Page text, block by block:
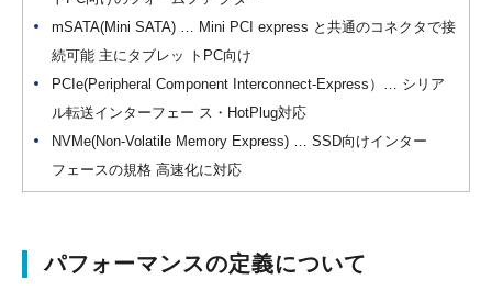
mSATA(Mini SATA) … Mini PCI express と共通のコネクタで接
続可能 主にタブレッ トPC向け
PCIe(Peripheral Component Interconnect-Express）… シリア
ル転送インターフェー ス・HotPlug対応
NVMe(Non-Volatile Memory Express) … SSD向けインター
フェースの規格 高速化に対応
パフォーマンスの定義について